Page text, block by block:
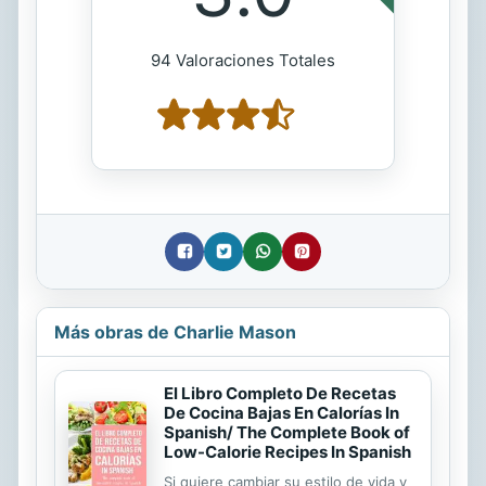
94 Valoraciones Totales
Más obras de Charlie Mason
El Libro Completo De Recetas
De Cocina Bajas En Calorías In
Spanish/ The Complete Book of
Low-Calorie Recipes In Spanish
Si quiere cambiar su estilo de vida y